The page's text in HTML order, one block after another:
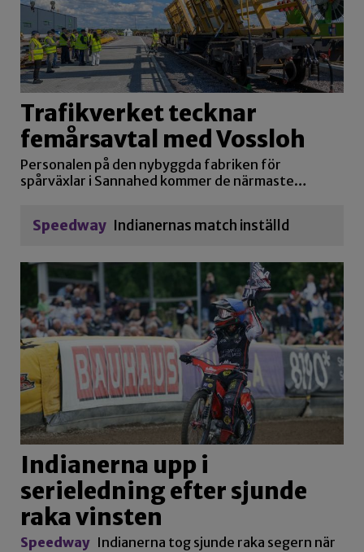
Trafikverket tecknar
femårsavtal med Vossloh
Personalen på den nybyggda fabriken för
spårväxlar i Sannahed kommer de närmaste…
Speedway Indianernas match inställd
Indianerna upp i
serieledning efter sjunde
raka vinsten
Speedway Indianerna tog sjunde raka segern när